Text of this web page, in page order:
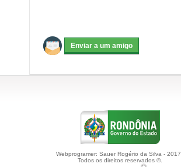
Webprogramer: Sauer Rogério da Silva - 2017
Todos os direitos reservados ©.